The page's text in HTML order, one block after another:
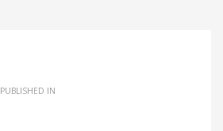
PUBLISHED IN